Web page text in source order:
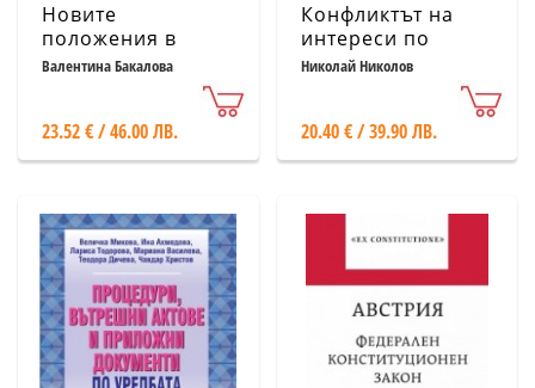
Новите
положения в
устройството на
благоустройството
и кадастъра
Валентина Бакалова
23.52 € / 46.00 ЛВ.
Конфликтът на
интереси по
Закона за
противодействие
Николай Николов
20.40 € / 39.90 ЛВ.